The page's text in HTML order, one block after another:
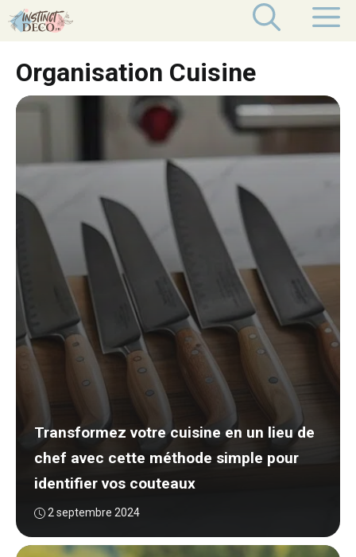
Aller
au
Organisation Cuisine
Transformez votre cuisine en un lieu de
chef avec cette méthode simple pour
identifier vos couteaux
2 septembre 2024